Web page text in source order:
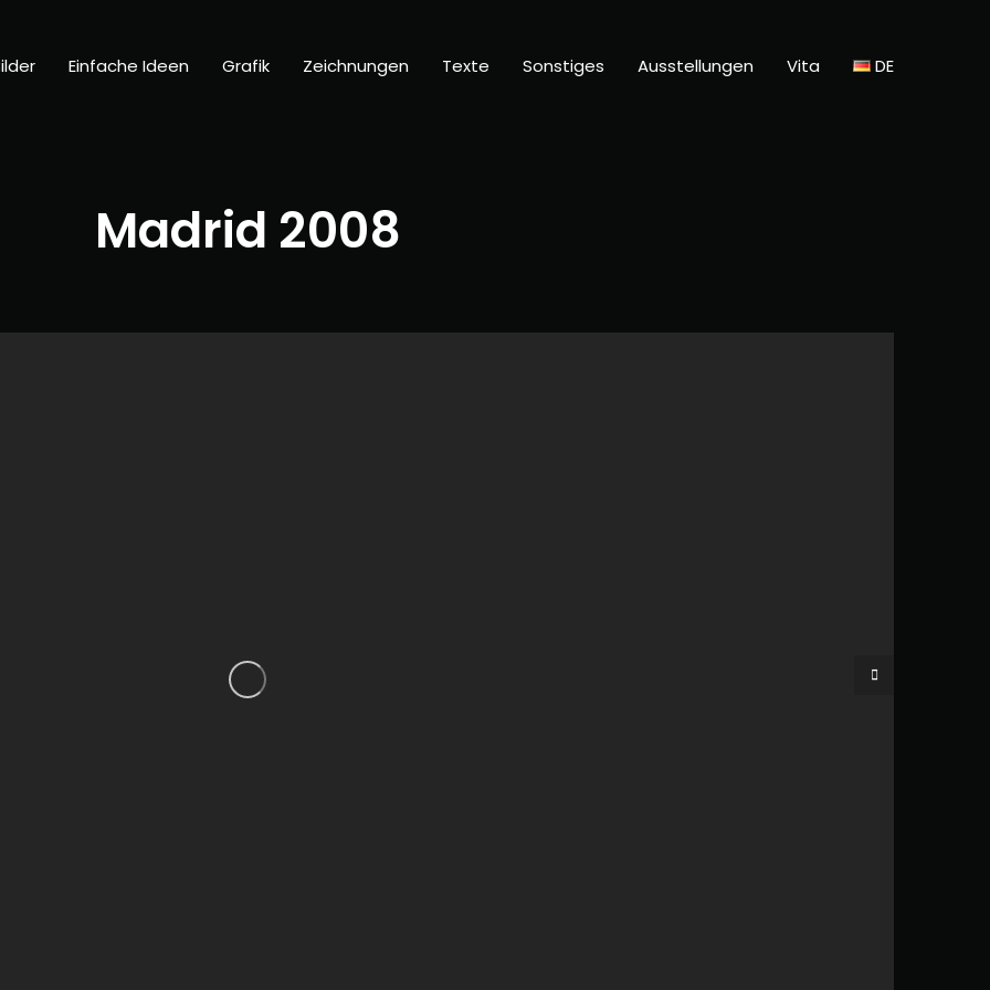
Einfache Ideen Grafik Zeichnungen Texte Sonstiges Ausstellungen Vita DE
Madrid 2008